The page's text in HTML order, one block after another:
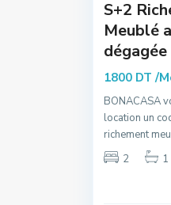
S+2
Meublé
1800 DT/
BONACASA
location un
richement
2
1